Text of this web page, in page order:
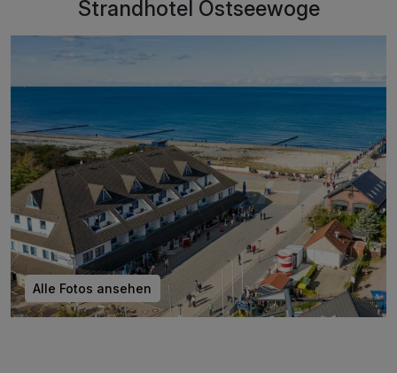
Strandhotel Ostseewoge
Alle Fotos ansehen